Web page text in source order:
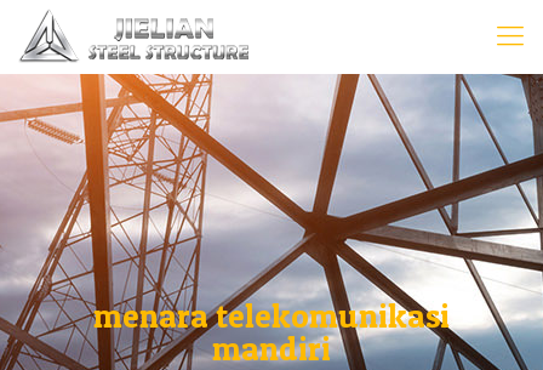
menara telekomunikasi
mandiri